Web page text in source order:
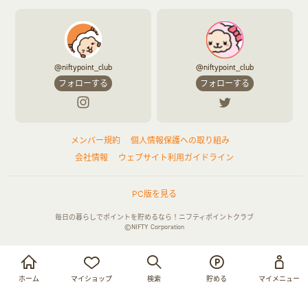
お買い物・サービス利用で貯める
ログイン
ホーム マイショップ 検索 貯める マイメニュー
@niftypoint_club
フォローする
@niftypoint_club
フォローする
メンバー規約
個人情報保護への取り組み
会社情報
ウェブサイト利用ガイドライン
PC版を見る
毎日の暮らしでポイントを貯めるなら！ニフティポイントクラブ
©NIFTY Corporation